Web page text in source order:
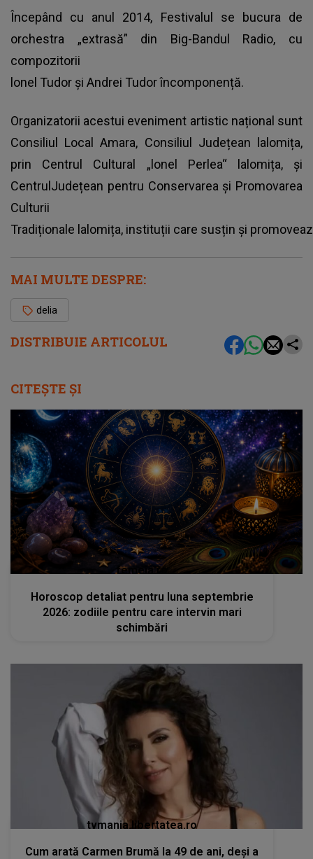
DISTRIBUIE ARTICOLUL
Începând cu anul 2014, Festivalul se bucura de
orchestra „extrasă” din Big-Bandul Radio, cu
compozitorii
lonel Tudor și Andrei Tudor încomponență.
Organizatorii acestui eveniment artistic național sunt
Consiliul Local Amara, Consiliul Județean lalomița,
prin Centrul Cultural „lonel Perlea“ lalomița, și
CentrulJudețean pentru Conservarea și Promovarea
Culturii
Tradiționale lalomița, instituții care susțin și
MAI MULTE DESPRE:
delia
CITEȘTE ȘI
femeia.ro
Horoscop detaliat pentru luna septembrie
2026: zodiile pentru care intervin mari
schimbări
tvmania.libertatea.ro
Cum arată Carmen Brumă la 49 de ani, deși a